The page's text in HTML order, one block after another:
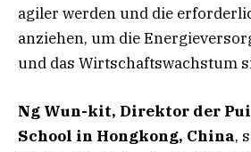
agiler werden und die
anziehen, um die
und das Wirtschaftswachstum
Ng Wun-kit, Direktor der
School in Hongkong, China,